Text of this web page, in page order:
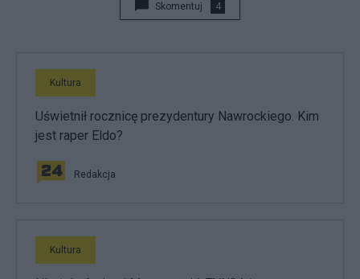
Skomentuj 4
Kultura
Uświetnił rocznicę prezydentury Nawrockiego. Kim
jest raper Eldo?
Redakcja
Kultura